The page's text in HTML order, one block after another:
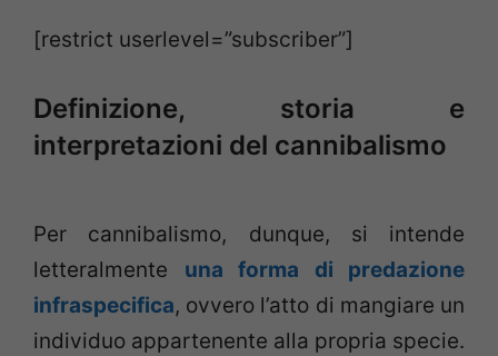
[restrict userlevel=”subscriber”]
Definizione, storia e
interpretazioni del cannibalismo
Per cannibalismo, dunque, si intende
letteralmente una forma di predazione
infraspecifica, ovvero l’atto di mangiare un
individuo appartenente alla propria specie.